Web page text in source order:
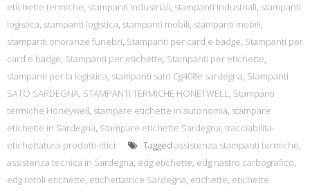
etichette termiche, stampanti industriali, stampanti industriali, stampanti
logistica, stampanti logistica, stampanti mobili, stampanti mobili,
stampanti onoranze funebri, Stampanti per card e badge, Stampanti per
card e badge, Stampanti per etichette, Stampanti per etichette,
stampanti per la logistica, stampanti sato Cg408e sardegna, Stampanti
SATO SARDEGNA, STAMPANTI TERMICHE HONETWELL, Stampanti
termiche Honeywell, stampare etichette in autonomia, stampare
etichette in Sardegna, Stampare etichette Sardegna, tracciabilita-
etichettatura-prodotti-ittici
Tagged assistenza stampanti termiche,
assistenza tecnica in Sardegna, edg etichette, edg nastro carbografico,
edg rotoli etichette, etichettatrice Sardegna, etichette, etichette